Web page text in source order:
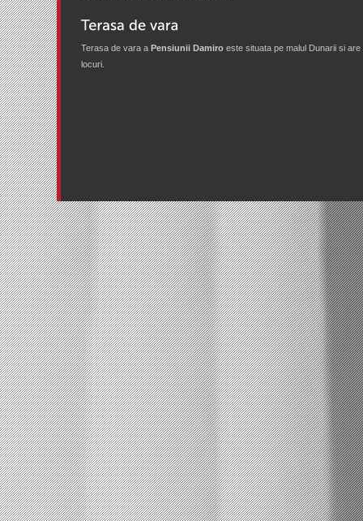
Terasa de vara a Pensiunii Damiro este situata pe malul Dunarii si
locuri.